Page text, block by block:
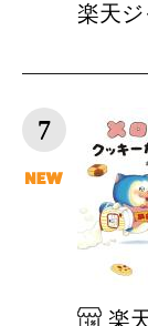
楽天
7
楽